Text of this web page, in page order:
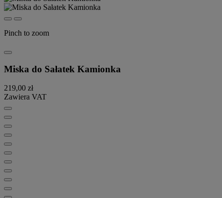
Pinch to zoom
Miska do Sałatek Kamionka
219,00 zł
Zawiera VAT